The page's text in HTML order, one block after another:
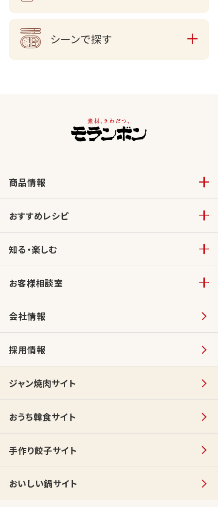
シーンで探す
商品情報
おすすめレシピ
知る・楽しむ
お客様相談室
会社情報
採用情報
ジャン焼肉サイト
おうち韓食サイト
手作り餃子サイト
おいしい鍋サイト